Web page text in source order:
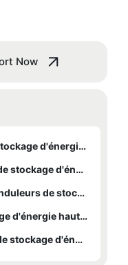
Now
Les bases des onduleurs de stockage d'énergie haute tension
L'importance des onduleurs de stockage d'énergie haute tension
Comment fonctionnent les onduleurs de stockage d'énergie haute tension
Types d'onduleurs de stockage d'énergie haute tension
Progrès dans les onduleurs de stockage d'énergie haute tension